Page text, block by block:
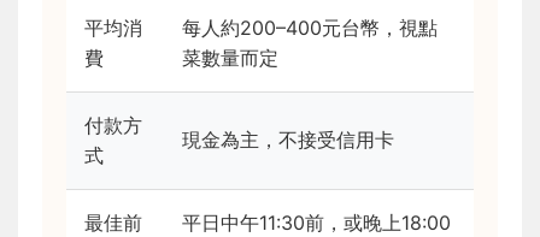
平均消
費
每人約200–400元台幣，視點
菜數量而定
付款方
式
現金為主，不接受信用卡
最佳前
平日中午11:30前，或晚上18:00